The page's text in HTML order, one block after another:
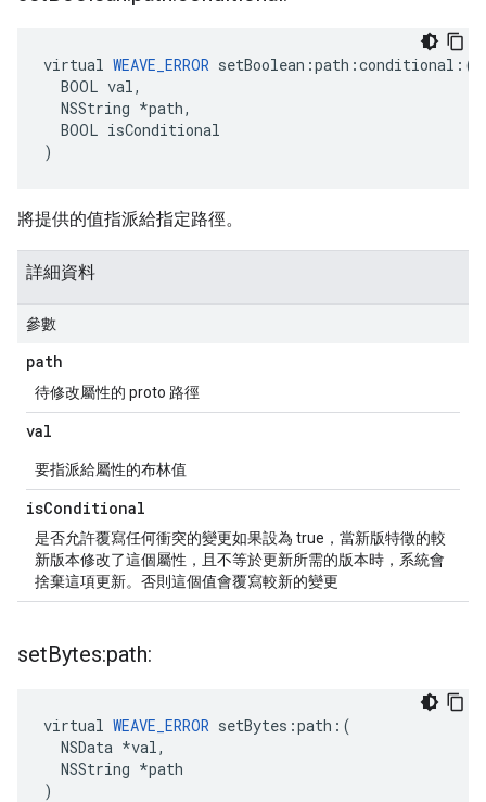
virtual WEAVE_ERROR setBoolean:path:conditional:(
  BOOL val,
  NSString *path,
  BOOL isConditional
)
將提供的值指派給指定路徑。
詳細資料
參數
path
待修改屬性的 proto 路徑
val
要指派給屬性的布林值
isConditional
是否允許覆寫任何衝突的變更如果設為 true，當新版特徵的較
新版本修改了這個屬性，且不等於更新所需的版本時，系統會
捨棄這項更新。否則這個值會覆寫較新的變更
setBytes:path:
virtual WEAVE_ERROR setBytes:path:(
  NSData *val,
  NSString *path
)